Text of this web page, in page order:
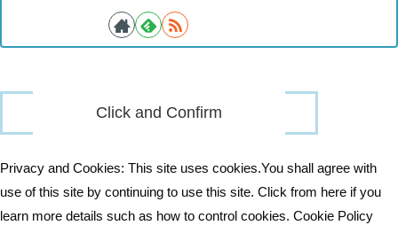
Privacy and Cookies: This site uses cookies.You shall agree with
use of this site by continuing to use this site. Click from here if you
learn more details such as how to control cookies. Cookie Policy